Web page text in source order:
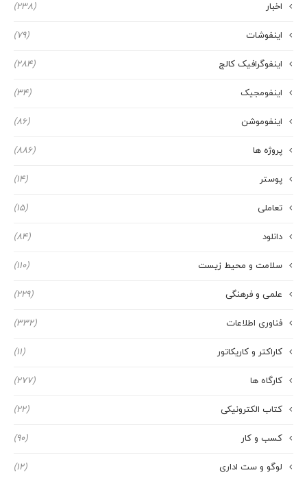
اخبار (238)
اینفوشات (79)
اینفوگرافیک کالج (284)
اینفومجیک (34)
اینفوموشن (86)
پروژه ها (886)
پوستر (14)
تعاملی (15)
دانلود (84)
سلامت و محیط زیست (110)
علمی و فرهنگی (229)
فناوری اطلاعات (332)
کاراکتر و کاریکاتور (11)
کارگاه ها (277)
کتاب الکترونیکی (22)
کسب و کار (90)
لوگو و ست اداری (12)